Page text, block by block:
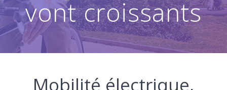
vont croissants
Mobilité électrique,